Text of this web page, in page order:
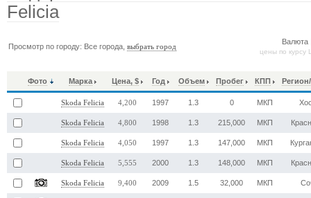
Felicia
Просмотр по городу: Все города,выбрать город
цены по
Фото Марка Цена, $ Год Объем Пробег КПП
Skoda Felicia 4,200 1997 1.3 0 МКП
Skoda Felicia 4,800 1998 1.3 215,000 МКП
Skoda Felicia 4,050 1997 1.3 147,000 МКП
Skoda Felicia 5,555 2000 1.3 148,000 МКП
Skoda Felicia 9,400 2009 1.5 32,000 МКП